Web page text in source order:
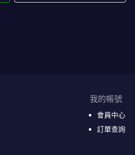
我的帳號
會員中心
訂單查詢